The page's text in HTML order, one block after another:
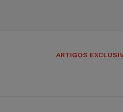
ARTIGOS